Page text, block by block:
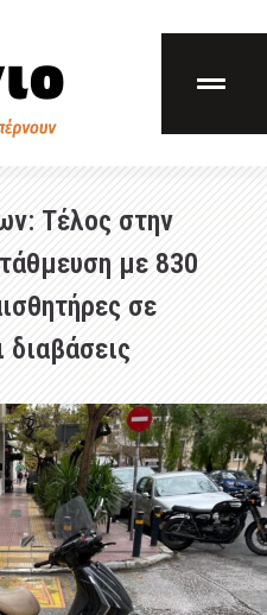
Τέλος στην
με 830
σε
διαβάσεις